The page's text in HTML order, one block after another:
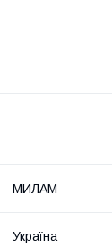
МИЛАМ
Україна